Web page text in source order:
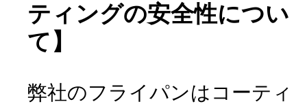
ティングの安全性につい
て】
弊社のフライパンはコーティ